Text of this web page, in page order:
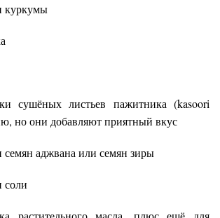
куркумы
сушёных листьев пажитника (kasoori
но они добавляют приятный вкус
семян аджвана или семян зиры
соли